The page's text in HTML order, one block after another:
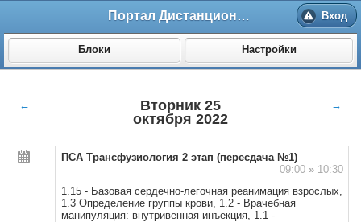
Портал Дистанционного обучения ВолгГМУ Вход
Блоки Настройки
←
Вторник 25
октября 2022
→
ПСА Трансфузиология 2 этап (пересдача №1)
09:00 »10:30
1.15 - Базовая сердечно-легочная реанимация взрослых,
1.3 Определение группы крови, 1.2 - Врачебная
манипуляция: внутривенная инъекция, 1.1 -